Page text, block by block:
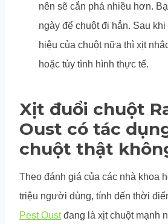
nên sẽ cắn phá nhiều hơn.
ngày để chuột đi hẳn. Sau
hiệu của chuột nữa thì xịt
hoặc tùy tình hình thực tế.
Xịt đuổi chuột
Oust có tác
chuột thật
Theo đánh giá của các nhà khoa
triệu người dùng, tính đến thời
Pest Oustđang là xịt chuột mạnh